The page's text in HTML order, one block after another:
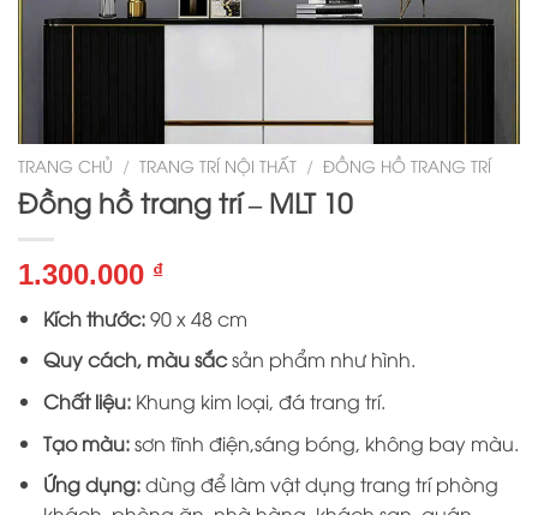
TRANG CHỦ / TRANG TRÍ NỘI THẤT / ĐỒNG HỒ TRANG TRÍ
Đồng hồ trang trí – MLT 10
1.300.000 ₫
Kích thước:90 x 48 cm
Quy cách, màu sắcsản phẩm như hình.
Chất liệu:Khung kim loại, đá trang trí.
Tạo màu:sơn tĩnh điện,sáng bóng, không bay màu.
Ứng dụng:dùng để làm vật dụng trang trí phòng